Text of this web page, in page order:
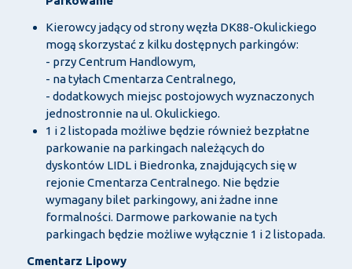
Kierowcy jadący od strony węzła DK88-Okulickiego
mogą skorzystać z kilku dostępnych parkingów:
- przy Centrum Handlowym,
- na tyłach Cmentarza Centralnego,
- dodatkowych miejsc postojowych wyznaczonych
jednostronnie na ul. Okulickiego.
1 i 2 listopada możliwe będzie również bezpłatne
parkowanie na parkingach należących do
dyskontów LIDL i Biedronka, znajdujących się w
rejonie Cmentarza Centralnego. Nie będzie
wymagany bilet parkingowy, ani żadne inne
formalności. Darmowe parkowanie na tych
parkingach będzie możliwe wyłącznie 1 i 2 listopada.
Cmentarz Lipowy